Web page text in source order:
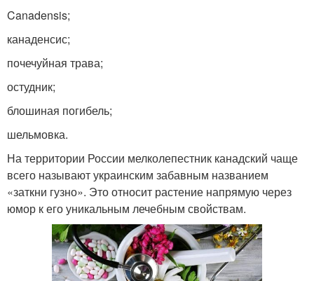
Canadensis;
канаденсис;
почечуйная трава;
остудник;
блошиная погибель;
шельмовка.
На территории России мелколепестник канадский чаще
всего называют украинским забавным названием
«заткни гузно». Это относит растение напрямую через
юмор к его уникальным лечебным свойствам.